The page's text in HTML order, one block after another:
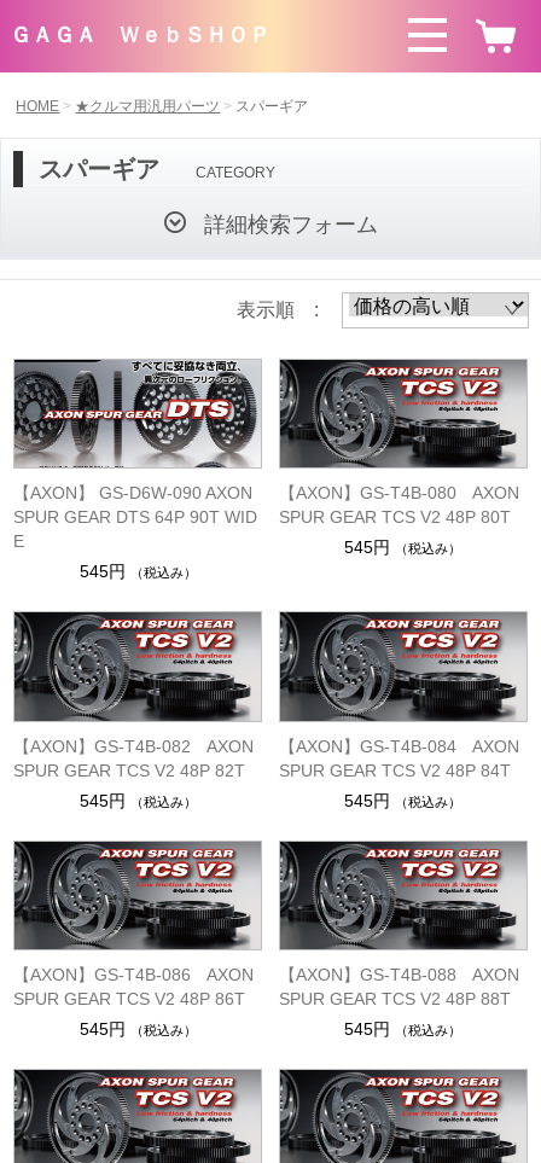
ＧＡＧＡ ＷｅｂＳＨＯＰ
HOME ★クルマ用汎用パーツ スパーギア
スパーギア CATEGORY
詳細検索フォーム
表示順 :
【AXON】 GS-D6W-090 AXON
SPUR GEAR DTS 64P 90T WID
E
545円
（税込み）
【AXON】GS-T4B-080 AXON
SPUR GEAR TCS V2 48P 80T
545円
（税込み）
【AXON】GS-T4B-082 AXON
SPUR GEAR TCS V2 48P 82T
545円
（税込み）
【AXON】GS-T4B-084 AXON
SPUR GEAR TCS V2 48P 84T
545円
（税込み）
【AXON】GS-T4B-086 AXON
SPUR GEAR TCS V2 48P 86T
545円
（税込み）
【AXON】GS-T4B-088 AXON
SPUR GEAR TCS V2 48P 88T
545円
（税込み）